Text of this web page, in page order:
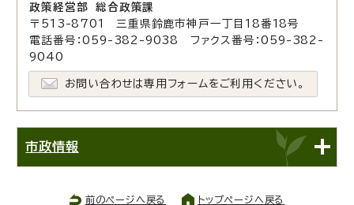
政策経営部 総合政策課
〒513-8701 三重県鈴鹿市神戸一丁目18番18号
電話番号：059-382-9038 ファクス番号：059-382-
9040
お問い合わせは専用フォームをご利用ください。
市政情報
前のページへ戻る トップページへ戻る